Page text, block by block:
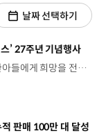
날짜 선택하기
’ 27주년 기념행사
현대자동차가 미국 소아암 환아들에게 희망을 전해온 ‘현대 호프 온 휠스’의 출범 27주년 기념행사를 열고 내년부터 글로벌 지원을 확대하겠다고 밝혔습니다. ‘현대 호프 온 휠스’는 1998년부터 현대자동차 미국법인과 딜러들이 소아암 치료와 연구를 위해 지원해 온 비영리 단체인데요. 현지시간으로 지난 3일, 미국 워싱턴DC 국립 대성당에서 미국 의사협회와 소아암 단체 관계자, 소아암을 극복한 어린이들이 참석한 가운데 기념행사를 열고, 지난 27년간의 연구 지원 성과와 소아암 치료 기술 발전에 기여한 여정을 돌아보는 시간을 마련했습니다. 호세 무뇨스 사장 / 현대자동차 대표이사27년 동안 ‘현대 호프 온 휠스’ 프로그램을 통해 소아암 생존율이 75%에서 85%로 높아졌으며, 이는 우리가 4만 명 이상의 어린이들의 생명을 구하는 데 기여했다는 것을 의미합니다.Over 27 years, this program has helped drive the childhood cancer survival rate from 75 percent to 85 percent, which means we've helped save lives of over 40,000 children.희망에는 국경이 없어야 하기 때문에 이 프로그램을 전 세계로 확대하고 있습니다. We are expanding this program globally because hope shouldn't have borders. ‘현대 호프 온 휠스’는 올해, 미국에서 2,700만 달러 규모의 연구 및 프로그램 보조금을 지원했는데, 1998년부터 지금까지 누적 기부금은 2억 7,700만 달러에 달합니다. 특히 올해부터는 캐나다와 멕시코의 현대자동차 법인과 딜러들도 참여해 소아암 치료 연구와 병원 장비 확충을 지원했습니다. 케빈 라일리 부의장 / 현대 호프 온 휠스현대자동차가 판매될 때마다, 현대자동차 미국법인은 소아암, 현대자동차 미국법인은 소아암 연구에 자금을 지원하고, 어린 생명을 구하기 위한 우리의 노력에 재정적 지원을 아끼지 않고 있습니다. Every time a Hyundai is sold, Hyundai Motor America is right there with us providing additional financial support. ‘현대 호프 온 휠스’는 지원금 제공 외에도 소아암 연구의 중요성에 대한 인식을 제고할 수 있는 새로운 방법을 항상 모색하고 있습니다.Hyundai Hope on Wheels is always exploring new ways to create awareness of the critical importance of pediatric cancer research. 브리아나 코머포드 앰배서더 / 현대 호프 온 휠스제가 겨우 9살이었을 때 4기 호지킨 림프종 진단을 받았습니다. 현대 호프 온 휠스는 제가 가장 필요로 할 때 희망을 주었고, 암과 싸우며 살아가는 동안 정말 가족처럼 느껴졌습니다.When I was only 9 years old, I was diagnosed with stage four Hotchkins lymphoma. // ‘Hyundai Hope on Wheels’ offered me hope when I needed it the most and since then they've truly felt like my family throughout my entire survivorship. '현대 호프 온 휠스’는 미국 소아암 인식의 달인 9월 한달간, 미국 전역 70여 개 기관에서 대표 행사인 ‘핸드프린트 세리머니’를 역대 최대 규모로 진행하고 기부금을 전달하는 한편, 내년부터는 유럽과 인도까지 활동 범위를 넓혀 더 많은 소아암 환아들에게 희망을 전할 계획입니다.
판매 100만 대 달성